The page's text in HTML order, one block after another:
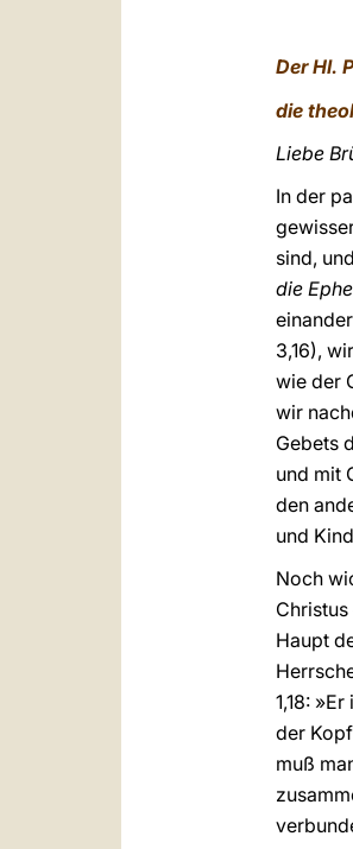
Der Hl.
die
Liebe
In der
sind,
die
3,16),
wie der
wir
Gebets
und mit
den
und
Noch
Haupt
1,18:
der
muß